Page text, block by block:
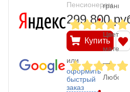
Пенсионерам
299.800
Купить
или
оформить
быстрый
заказ
гранит
Цвет
—
Любой